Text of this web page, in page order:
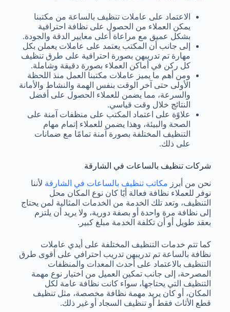
الاعتماد على عاملات تنظيف بالساعة من مكتبنا
يمكن العملاء من الحصول على نظافة احترافية
بشكل عميق مع مراعاة أعلى معايير الدقة والجودة.
إلى جانب أن المكتب يعتمد على عاملات يعملن بكل
مهارة تم تدريبهن بصورة احترافية على طرق تنظيف
كل ركن في أماكن العملاء بصورة دقيقة وشاملة.
ومن أهم ما يميز عاملات مكتبنا العمل منذ اللحظة
الأولى حتى آخر الوقت بنفس الهمة والنشاط والأمانة
والسرعة، مما يضمن للعملاء الحصول على أفضل
النتائج خلال وقت قياسي.
علاوًة على اعتماد المكتب على منظفات آمنة على
الصحة والبيئة، وهذا يضمن للعملاء إتمام مهام
التنظيف المختلفة بصورة آمنة تمامًا مع ضمانات
على ذلك.
شركات تنظيف بالساعات في الشارقة
نحن من أبرز مكاتب تنظيف بالساعات في الشارقة لأننا
نوفر للعملاء نظافة فعالة أيًا كان نوع المكان محل
التنظيف، وتعد تلك الخدمة من الخدمات المثالية لمن يحتاج
إلى نظافة مرة واحدة أو بصفة دورية، ولا يريد أن يلتزم
بعقد طويل أو أن تكلفة الخدمة مبلغ كبير.
كما تتم خدمات التنظيف المختلفة على أيدي عاملات
نظافة بالساعة تم تدريبهن تدريب احترافي على أقوى طرق
التنظيف بالاعتماد على أحدث المعدات والمنظفات
المصرحة، إلى جانب تمكين العميل من اختيار نوع مهمة
التنظيف التي يحتاجها، سواء كانت نظافة عامة لكل
المكان، أو كان يريد مهمة نظافة مخصصة، مثل تنظيف
قطع الأثاث فقط أو تنظيف السجاد أو غير ذلك.